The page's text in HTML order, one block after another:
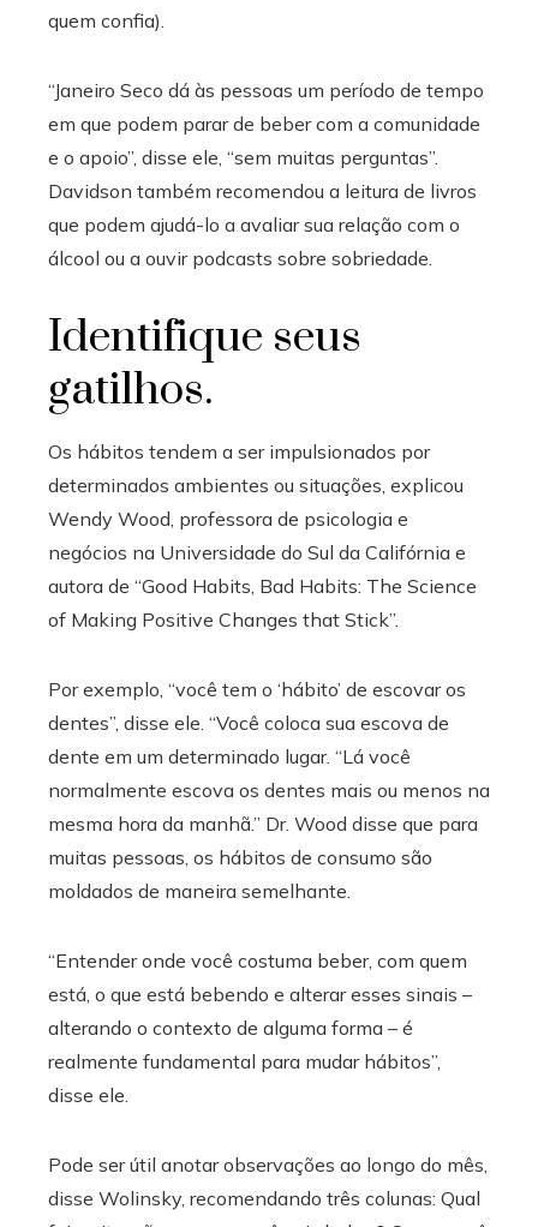
quem confia).
“Janeiro Seco dá às pessoas um período de tempo
em que podem parar de beber com a comunidade
e o apoio”, disse ele, “sem muitas perguntas”.
Davidson também recomendou a leitura de livros
que podem ajudá-lo a avaliar sua relação com o
álcool ou a ouvir podcasts sobre sobriedade.
Identifique seus
gatilhos.
Os hábitos tendem a ser impulsionados por
determinados ambientes ou situações, explicou
Wendy Wood, professora de psicologia e
negócios na Universidade do Sul da Califórnia e
autora de “Good Habits, Bad Habits: The Science
of Making Positive Changes that Stick”.
Por exemplo, “você tem o ‘hábito’ de escovar os
dentes”, disse ele. “Você coloca sua escova de
dente em um determinado lugar. “Lá você
normalmente escova os dentes mais ou menos na
mesma hora da manhã.” Dr. Wood disse que para
muitas pessoas, os hábitos de consumo são
moldados de maneira semelhante.
“Entender onde você costuma beber, com quem
está, o que está bebendo e alterar esses sinais –
alterando o contexto de alguma forma – é
realmente fundamental para mudar hábitos”,
disse ele.
Pode ser útil anotar observações ao longo do mês,
disse Wolinsky, recomendando três colunas: Qual